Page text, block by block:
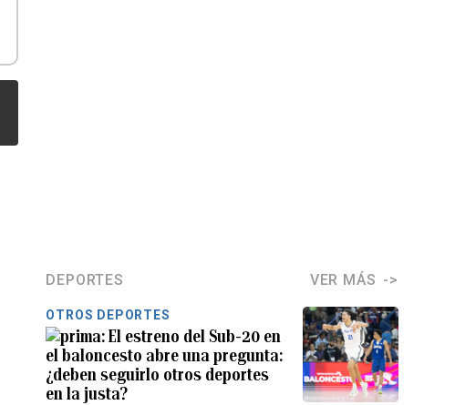
DEPORTES VER MÁS
OTROS DEPORTES
El estreno del Sub-20 en
el baloncesto abre una pregunta:
¿deben seguirlo otros deportes
en la justa?